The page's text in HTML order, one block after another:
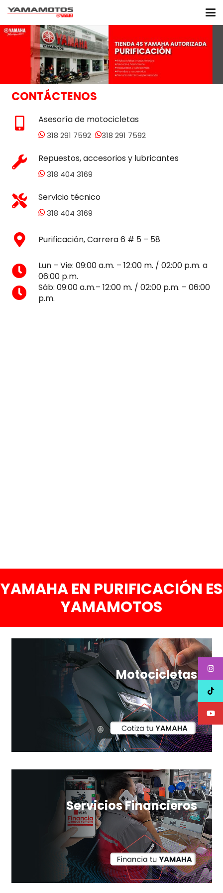
CONTÁCTENOS
Asesoría de motocicletas
318 291 7592 318 291 7592
Repuestos, accesorios y lubricantes
318 404 3169
Servicio técnico
318 404 3169
Purificación, Carrera 6 # 5 – 58
Lun – Vie: 09:00 a.m. – 12:00 m. / 02:00 p.m. a
06:00 p.m.
Sáb: 09:00 a.m.– 12:00 m. / 02:00 p.m. – 06:00
p.m.
YAMAHA EN PURIFICACIÓN ES
YAMAMOTOS
Motocicletas
Servicios Financieros